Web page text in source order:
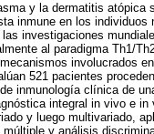
y la dermatitis atópica
inmune en los individuos
investigaciones
al paradigma Th1/
involucrados
521 pacientes
inmunología clínica de
integral in vivo e
y luego multivariado,
múltiple y análisis